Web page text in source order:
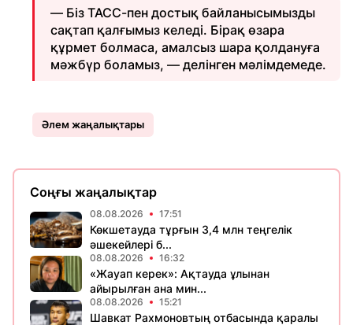
— Біз ТАСС-пен достық байланысымызды
сақтап қалғымыз келеді. Бірақ өзара
құрмет болмаса, амалсыз шара қолдануға
мәжбүр боламыз, — делінген мәлімдемеде.
Әлем жаңалықтары
Соңғы жаңалықтар
08.08.2026 17:51
Көкшетауда тұрғын 3,4 млн теңгелік
әшекейлері б...
08.08.2026 16:32
«Жауап керек»: Ақтауда ұлынан
айырылған ана мин...
08.08.2026 15:21
Шавкат Рахмоновтың отбасында қаралы